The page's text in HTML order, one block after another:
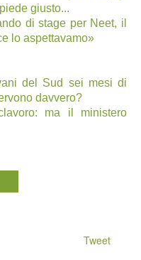
giusto...
di stage per Neet, il
lo aspettavamo»
del Sud sei mesi di
davvero?
ma il ministero
Tweet